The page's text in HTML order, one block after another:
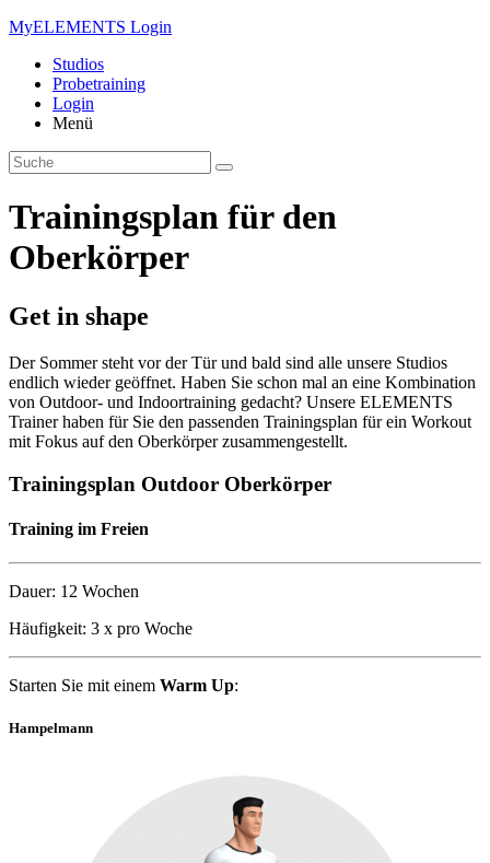
MyELEMENTS Login
Studios
Probe­training
Login
Menü
Trainingsplan für den
Oberkörper
Get in shape
Der Sommer steht vor der Tür und bald sind alle unsere Studios
endlich wieder geöffnet. Haben Sie schon mal an eine Kombination
von Outdoor- und Indoortraining gedacht? Unsere ELEMENTS
Trainer haben für Sie den passenden Trainingsplan für ein Workout
mit Fokus auf den Oberkörper zusammengestellt.
Trainingsplan Outdoor Oberkörper
Training im Freien
Dauer: 12 Wochen
Häufigkeit: 3 x pro Woche
Starten Sie mit einem Warm Up:
Hampelmann